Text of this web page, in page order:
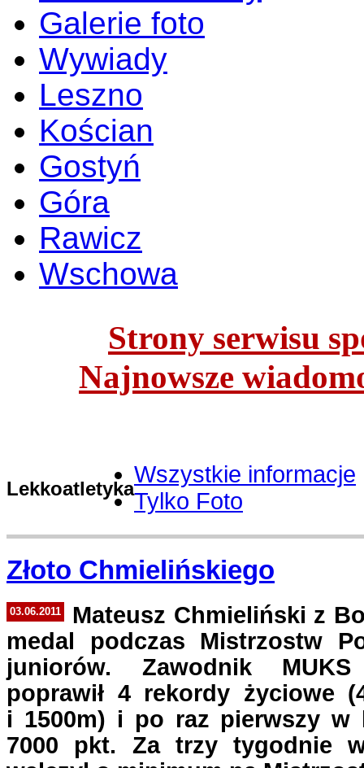
Galerie foto
Wywiady
Leszno
Kościan
Gostyń
Góra
Rawicz
Wschowa
Strony serwisu
Najnowsze
Lekkoatletyka
Wszystkie informacje
Tylko Foto
Złoto Chmielińskiego
03.06.2011
Mateusz Chmieliński z
medal podczas Mistrzostw
juniorów. Zawodnik
poprawił 4 rekordy życiowe
i 1500m) i po raz pierwszy w
7000 pkt. Za trzy tygodnie